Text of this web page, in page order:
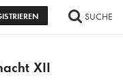
SUCHE
ALLE BILDER AUSWÄHLEN
XII